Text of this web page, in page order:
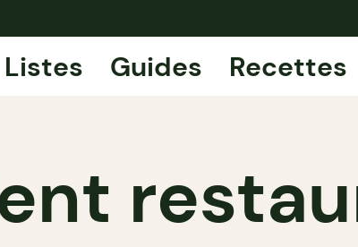
Listes Guides Recettes